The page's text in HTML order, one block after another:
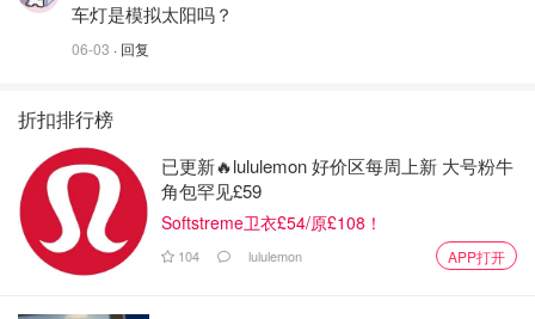
车灯是模拟太阳吗？
06-03 · 回复
折扣排行榜
已更新🔥lululemon 好价区每周上新 大号粉牛
角包罕见£59
Softstreme卫衣£54/原£108！
104 lululemon APP打开